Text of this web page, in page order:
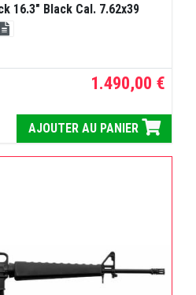
16.3" Black Cal. 7.62x39
1.490,00 €
AJOUTER AU PANIER